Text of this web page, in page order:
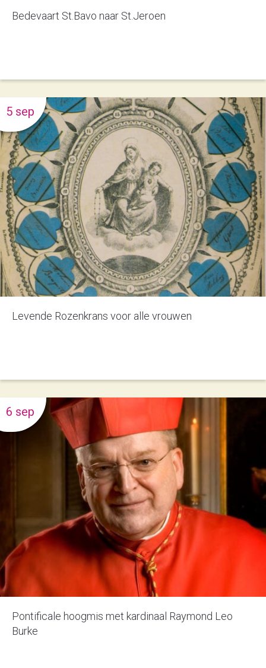
Bedevaart St.Bavo naar St.Jeroen
Levende Rozenkrans voor alle vrouwen
5 sep
Pontificale hoogmis met kardinaal Raymond Leo
Burke
6 sep